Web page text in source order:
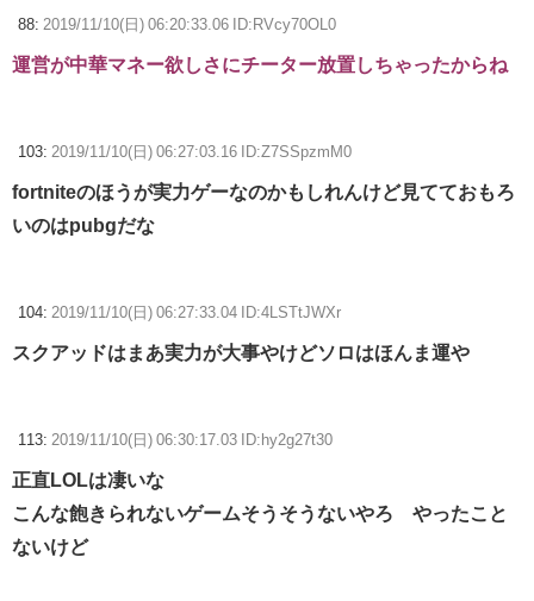
88: 2019/11/10(日) 06:20:33.06 ID:RVcy70OL0
運営が中華マネー欲しさにチーター放置しちゃったからね
103: 2019/11/10(日) 06:27:03.16 ID:Z7SSpzmM0
fortniteのほうが実力ゲーなのかもしれんけど見てておもろ
いのはpubgだな
104: 2019/11/10(日) 06:27:33.04 ID:4LSTtJWXr
スクアッドはまあ実力が大事やけどソロはほんま運や
113: 2019/11/10(日) 06:30:17.03 ID:hy2g27t30
正直LOLは凄いな
こんな飽きられないゲームそうそうないやろ やったこと
ないけど